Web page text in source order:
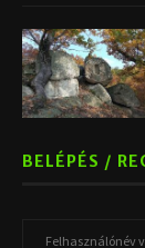
BELÉPÉS /